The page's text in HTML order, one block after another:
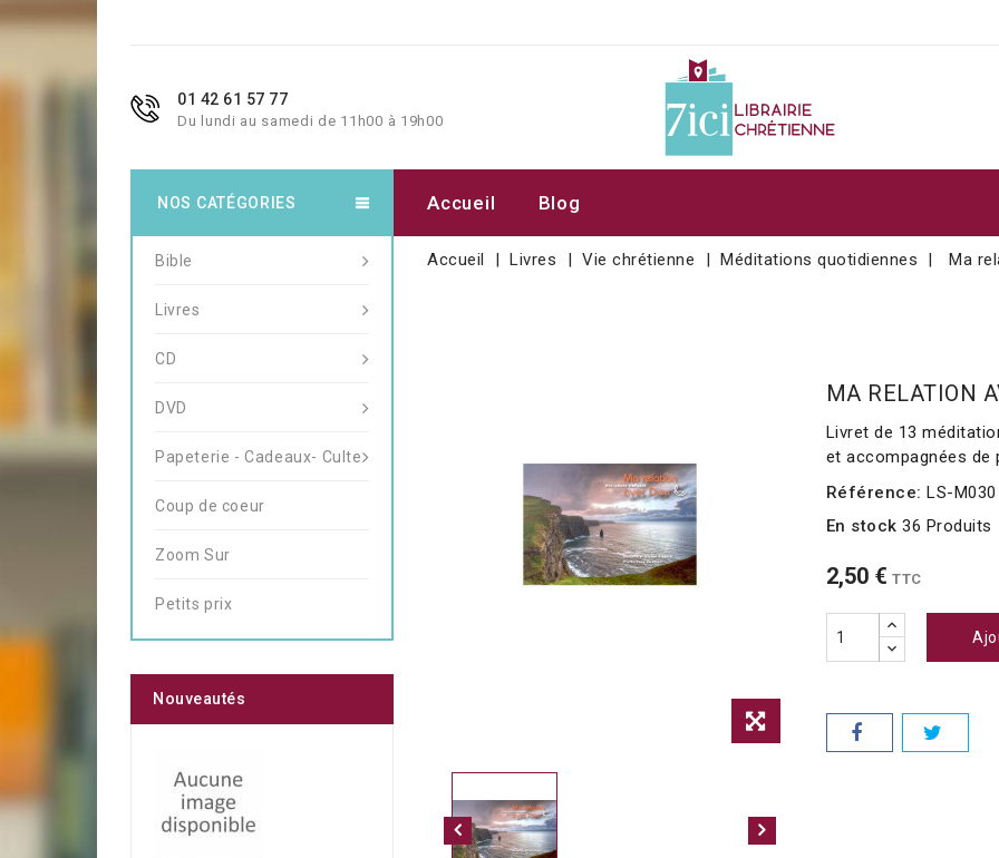
01 42 61 57 77
Du lundi au samedi de 11h00 à 19h00
Accueil Blog
Accueil Livres Vie chrétienne Méditations quotidiennes Ma
MA RELATION
Livret de 13
et accompagnées de
Référence: LS-M030
En stock 36 Produits
2,50 € TTC
NOS CATÉGORIES
Bible
Livres
CD
DVD
Papeterie - Cadeaux- Culte
Coup de coeur
Zoom Sur
Petits prix
Nouveautés